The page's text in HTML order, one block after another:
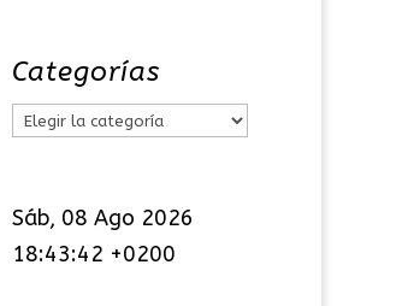
Categorías
C
e
g
Sáb, 08 Ago 2026
18:43:43 +0200